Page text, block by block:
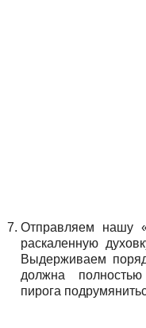
Отправляем нашу
раскаленную
Выдерживаем
должна
пирога